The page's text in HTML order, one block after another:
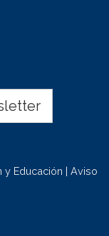
Educación | Aviso